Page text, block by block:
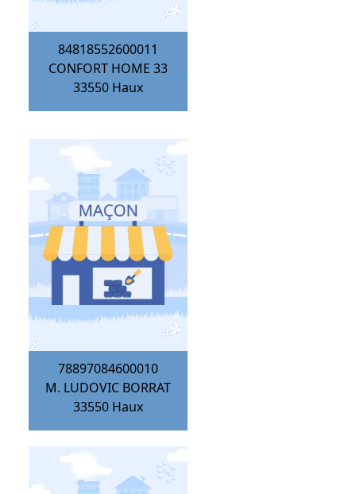
84818552600011
CONFORT HOME 33
33550 Haux
78897084600010
M. LUDOVIC BORRAT
33550 Haux